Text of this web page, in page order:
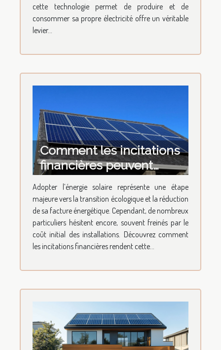
cette technologie permet de produire et de
consommer sa propre électricité offre un véritable
levier...
Comment les incitations
financières peuvent
favoriser votre transition
vers l'énergie solaire ?
Adopter l’énergie solaire représente une étape
majeure vers la transition écologique et la réduction
de sa facture énergétique. Cependant, de nombreux
particuliers hésitent encore, souvent freinés par le
coût initial des installations. Découvrez comment
les incitations financières rendent cette...